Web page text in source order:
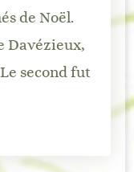
de Noël.
Davézieux,
second fut